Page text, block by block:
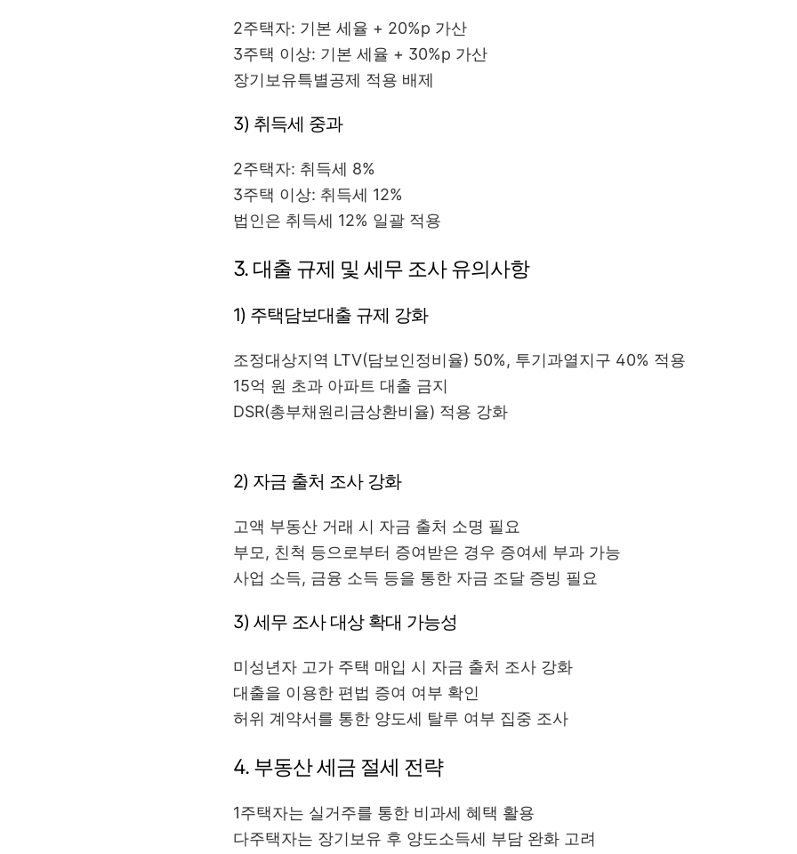
2주택자: 기본 세율 + 20%p 가산
3주택 이상: 기본 세율 + 30%p 가산
장기보유특별공제 적용 배제
3) 취득세 중과
2주택자: 취득세 8%
3주택 이상: 취득세 12%
법인은 취득세 12% 일괄 적용
3. 대출 규제 및 세무 조사 유의사항
1) 주택담보대출 규제 강화
조정대상지역 LTV(담보인정비율) 50%, 투기과열지구 40% 적용
15억 원 초과 아파트 대출 금지
DSR(총부채원리금상환비율) 적용 강화
2) 자금 출처 조사 강화
고액 부동산 거래 시 자금 출처 소명 필요
부모, 친척 등으로부터 증여받은 경우 증여세 부과 가능
사업 소득, 금융 소득 등을 통한 자금 조달 증빙 필요
3) 세무 조사 대상 확대 가능성
미성년자 고가 주택 매입 시 자금 출처 조사 강화
대출을 이용한 편법 증여 여부 확인
허위 계약서를 통한 양도세 탈루 여부 집중 조사
4. 부동산 세금 절세 전략
1주택자는 실거주를 통한 비과세 혜택 활용
다주택자는 장기보유 후 양도소득세 부담 완화 고려